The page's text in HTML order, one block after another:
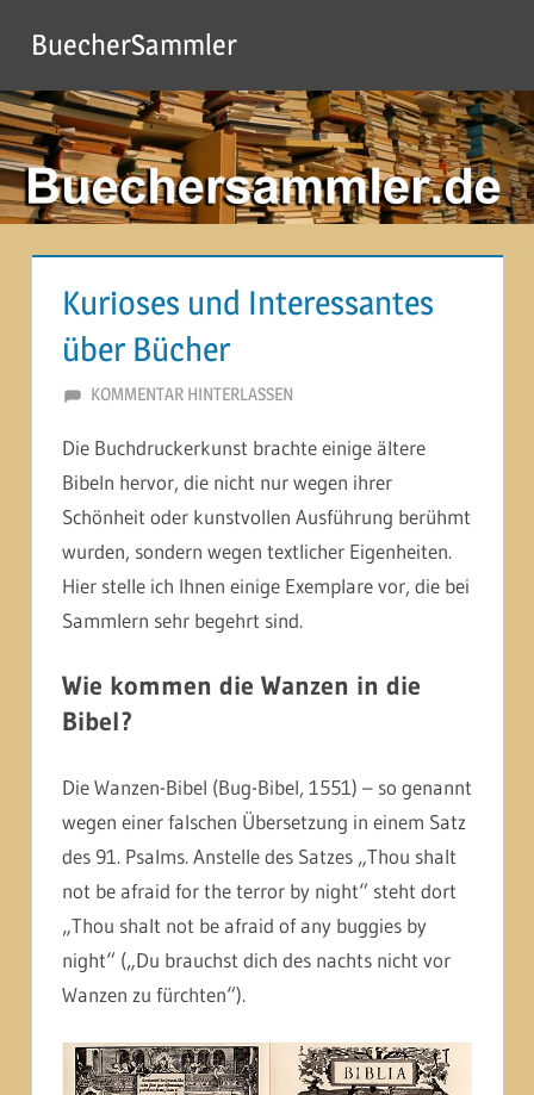
Inhalt
springen
BuecherSammler
Kurioses und Interessantes
über Bücher
3. JULI 2014
MARTINA BERG
KOMMENTAR HINTERLASSEN
Die Buchdruckerkunst brachte einige ältere
Bibeln hervor, die nicht nur wegen ihrer
Schönheit oder kunstvollen Ausführung berühmt
wurden, sondern wegen textlicher Eigenheiten.
Hier stelle ich Ihnen einige Exemplare vor, die bei
Sammlern sehr begehrt sind.
Wie kommen die Wanzen in die
Bibel?
Die Wanzen-Bibel (Bug-Bibel, 1551) – so genannt
wegen einer falschen Übersetzung in einem Satz
des 91. Psalms. Anstelle des Satzes „Thou shalt
not be afraid for the terror by night“ steht dort
„Thou shalt not be afraid of any buggies by
night“ („Du brauchst dich des nachts nicht vor
Wanzen zu fürchten“).